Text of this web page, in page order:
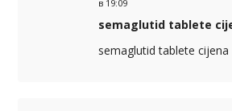
в 19:09
semaglutid tablete
semaglutid tablete cijena